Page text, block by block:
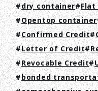
TOP
ABOUT
SERVICES
dry container Flat
Opentop container
Confirmed Credit
Letter of Credit
Revocable Credit
bonded